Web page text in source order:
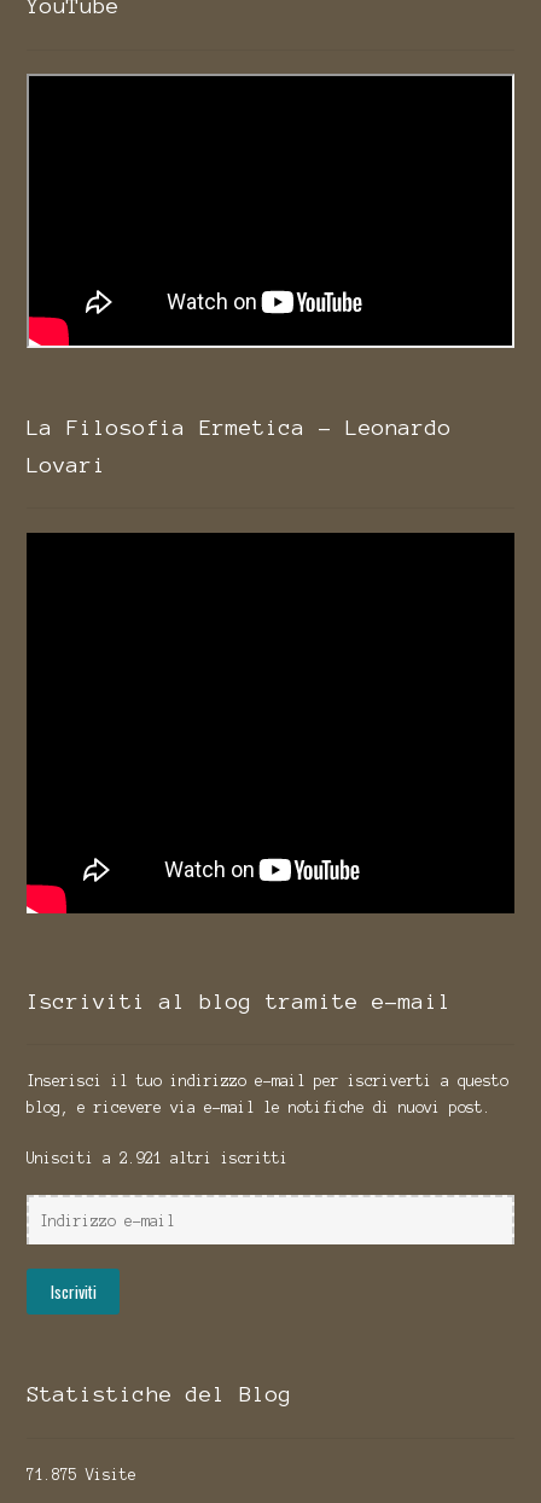
YouTube
La Filosofia Ermetica - Leonardo
Lovari
Iscriviti al blog tramite e-mail
Inserisci il tuo indirizzo e-mail per iscriverti a questo
blog, e ricevere via e-mail le notifiche di nuovi post.
Unisciti a 2.921 altri iscritti
Indirizzo
e-
Iscriviti
Statistiche del Blog
71.875 Visite